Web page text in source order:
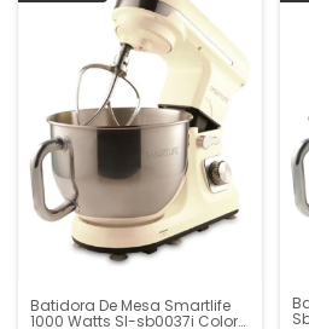
Batidora De Mesa Smartlife
1000 Watts Sl-sb0037i Color